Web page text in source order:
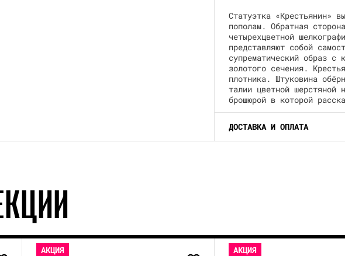
Статуэтка «Крестьянин»
пополам. Обратная
четырехцветной
представляют собой
супрематический образ с
золотого сечения.
плотника. Штуковина
талии цветной шерстяной
брошюрой в которой
ДОСТАВКА И ОПЛАТА
АКЦИЯ АКЦИЯ